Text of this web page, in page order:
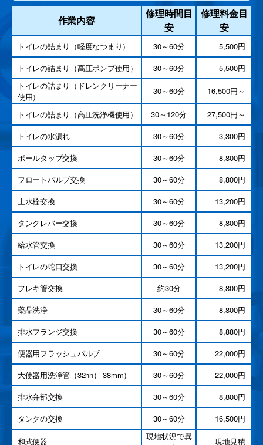
作業内容
修理時間目
安
修理料金目
安
トイレの詰まり（軽度なつまり） 30～60分
5,500円
トイレの詰まり（高圧ポンプ使用）
30～60分
5,500円
トイレの詰まり（ドレンクリーナー
使用）
30～60分 16,500円～
トイレの詰まり（高圧洗浄機使用） 30～120分
27,500円～
トイレの水漏れ
30～60分
3,300円
ポールタップ交換
30～60分
8,800円
フロートバルブ交換
30～60分
8,800円
上水栓交換
30～60分
13,200円
タンクレバー交換
30～60分
8,800円
給水管交換
30～60分
13,200円
トイレの蛇口交換
30～60分
13,200円
フレキ管交換
約30分
8,800円
藥品洗浄
30～60分
8,800円
排水フランジ交換
30～60分
8,880円
便器用フラッシュバルブ
30～60分
22,000円
大使器用洗浄管（32nn）-38mm）
30～60分
22,000円
排水弁部交換
30～60分
8,800円
タンクの交換
30～60分 16,500円
和式便器
現地状況で異
現地見積